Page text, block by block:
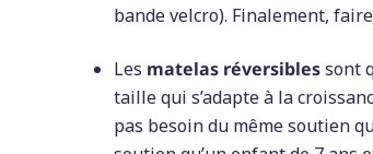
bande velcro). Finalement,
Les matelas réversiblessont
taille qui s’adapte à la
pas besoin du même soutien